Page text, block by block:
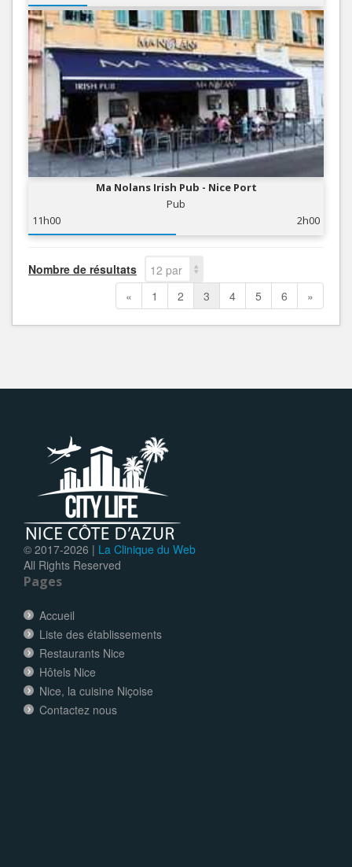
Ma Nolans Irish Pub - Nice Port
Pub
11h00
2h00
Nombre de résultats
12 par
page
« 1 2 3 4 5 6 »
© 2017-2026 | La Clinique du Web
All Rights Reserved
Pages
Accueil
Liste des établissements
Restaurants Nice
Hôtels Nice
Nice, la cuisine Niçoise
Contactez nous